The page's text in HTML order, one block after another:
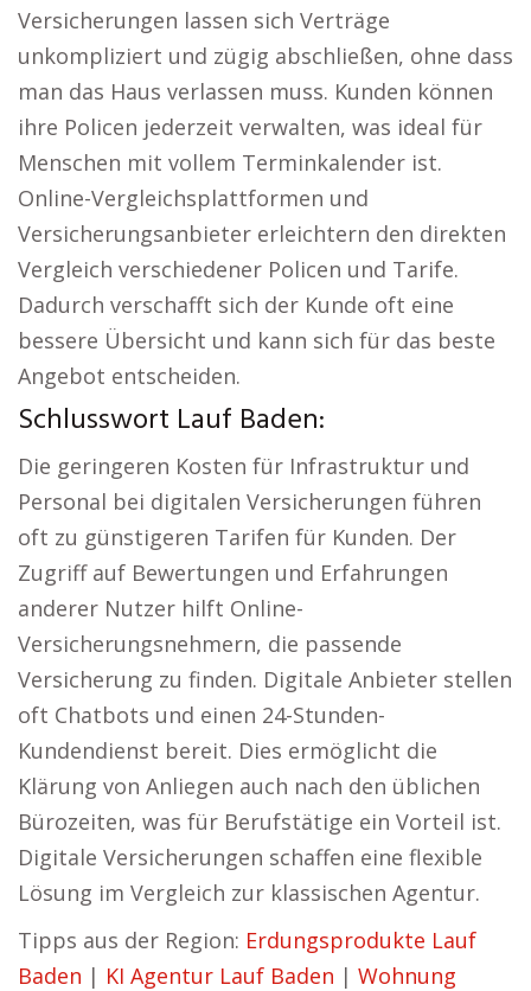
Versicherungen lassen sich Verträge
unkompliziert und zügig abschließen, ohne dass
man das Haus verlassen muss. Kunden können
ihre Policen jederzeit verwalten, was ideal für
Menschen mit vollem Terminkalender ist.
Online-Vergleichsplattformen und
Versicherungsanbieter erleichtern den direkten
Vergleich verschiedener Policen und Tarife.
Dadurch verschafft sich der Kunde oft eine
bessere Übersicht und kann sich für das beste
Angebot entscheiden.
Schlusswort Lauf Baden:
Die geringeren Kosten für Infrastruktur und
Personal bei digitalen Versicherungen führen
oft zu günstigeren Tarifen für Kunden. Der
Zugriff auf Bewertungen und Erfahrungen
anderer Nutzer hilft Online-
Versicherungsnehmern, die passende
Versicherung zu finden. Digitale Anbieter stellen
oft Chatbots und einen 24-Stunden-
Kundendienst bereit. Dies ermöglicht die
Klärung von Anliegen auch nach den üblichen
Bürozeiten, was für Berufstätige ein Vorteil ist.
Digitale Versicherungen schaffen eine flexible
Lösung im Vergleich zur klassischen Agentur.
Tipps aus der Region: Erdungsprodukte Lauf
Baden | KI Agentur Lauf Baden | Wohnung